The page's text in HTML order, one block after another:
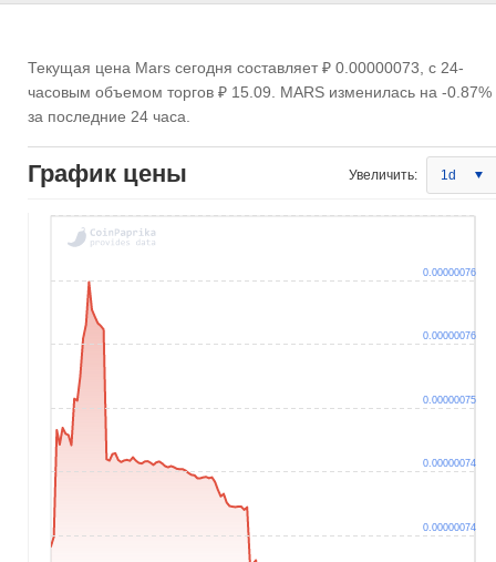
Текущая цена Mars сегодня составляет₽ 0.00000073 , с 24-
часовым объемом торгов ₽ 15.09 . MARS изменилась на -0.87%
за последние 24 часа.
График цены Увеличить: 1d
0.00000074
0.00000074
0.00000075
0.00000076
0.00000076